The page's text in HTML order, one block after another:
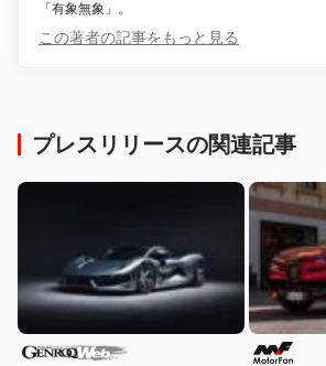
「有象無象」。
この著者の記事をもっと見る
プレスリリースの関連記事